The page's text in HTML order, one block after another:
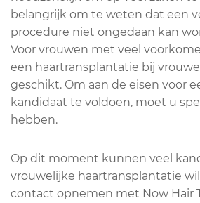
belangrijk om te weten dat een
procedure niet ongedaan kan
Voor vrouwen met veel
een haartransplantatie bij
geschikt. Om aan de eisen voor
kandidaat te voldoen, moet u
hebben.
Op dit moment kunnen veel
vrouwelijke haartransplantatie
contact opnemen met Now Hair